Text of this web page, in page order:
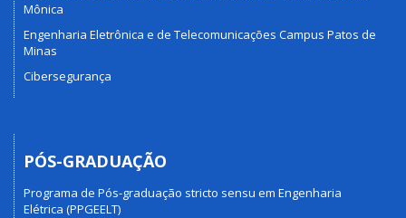
Mônica
Engenharia Eletrônica e de Telecomunicações Campus Patos de
Minas
Cibersegurança
PÓS-GRADUAÇÃO
Programa de Pós-graduação stricto sensu em Engenharia
Elétrica (PPGEELT)